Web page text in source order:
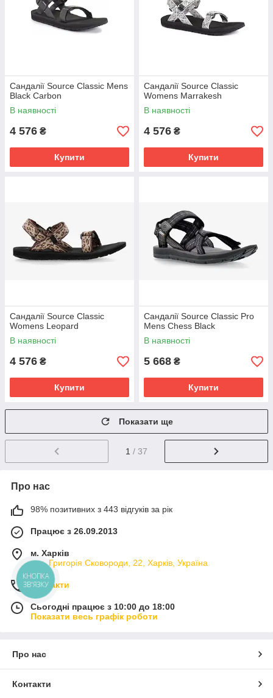
Сандалії Source Classic Mens
Black Carbon
В наявності
4 576 ₴
Купити
Сандалії Source Classic
Womens Marrakesh
В наявності
4 576 ₴
Купити
Сандалії Source Classic
Womens Leopard
В наявності
4 576 ₴
Купити
Сандалії Source Classic Pro
Mens Chess Black
В наявності
5 668 ₴
Купити
Показати ще
1 / 37
Про нас
98% позитивних з 443 відгуків за рік
Працює з 26.09.2013
м. Харків
вул. Григорія Сковороди, 22, Харків, Україна
Контакти
Сьогодні працює з 10:00 до 18:00
Показати весь графік роботи
Про нас
Контакти
КНОПКА
ЗВ'ЯЗКУ